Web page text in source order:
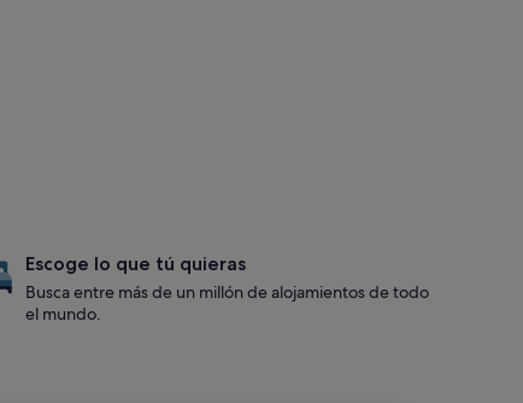
Escoge lo que tú quieras
Busca entre más de un millón de alojamientos de todo
el mundo.